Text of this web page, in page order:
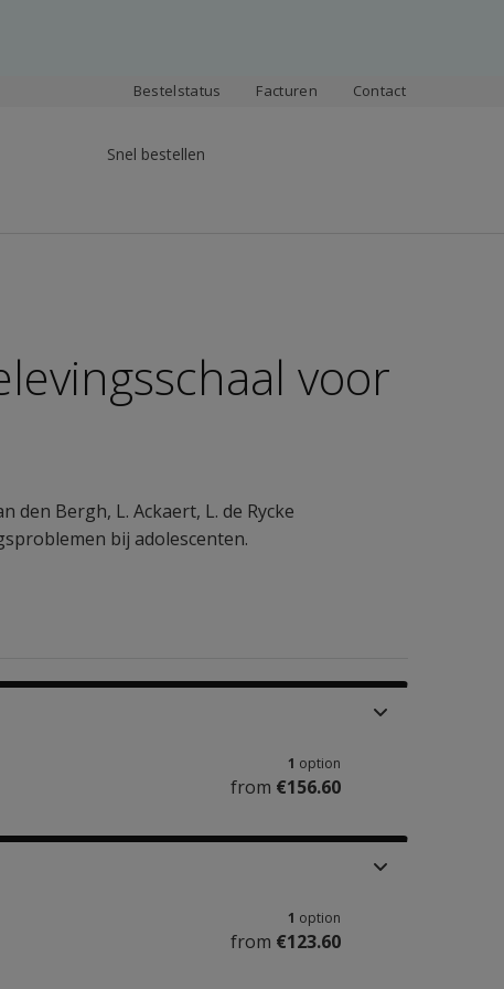
Bestelstatus Facturen Contact
Snel bestellen
voor
den Bergh, L. Ackaert, L. de Rycke
bij adolescenten.
1 option
from €156.60
1 option
from €123.60